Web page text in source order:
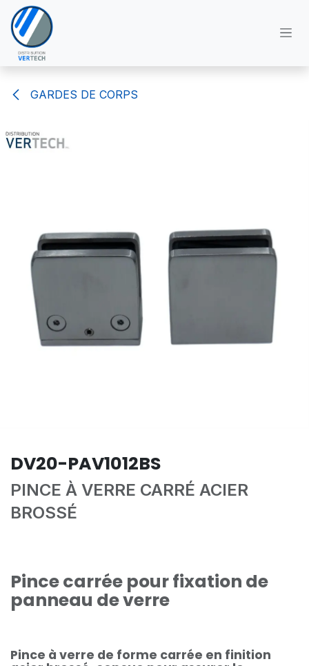
Se rendre au contenu
GARDES DE CORPS
DV20-PAV1012BS
PINCE À VERRE CARRÉ ACIER
BROSSÉ
Pince carrée pour fixation de
panneau de verre
Pince à verre de forme carrée en finition